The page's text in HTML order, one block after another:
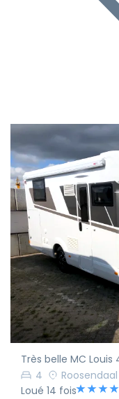
Très belle MC
4
Roosendaal
Loué 14 fois